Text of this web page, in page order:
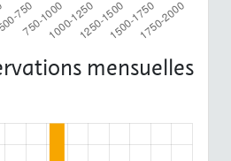
mensuelles